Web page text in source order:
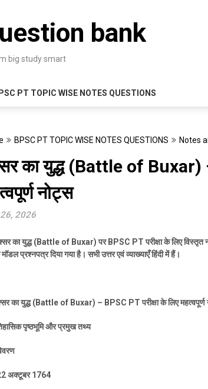
bank
big study smart
PT TOPIC WISE NOTES QUESTIONS
BPSC PT TOPIC WISE NOTES QUESTIONS Notes
का युद्ध (Battle of Buxar)
नोट्स
2026
का युद्ध (Battle of Buxar)पर BPSC PTपरीक्षा के लिए
प्रश्नपत्र दिया गया है। सभी उत्तर एवं व्याख्याएँ हिंदी में हैं।
का युद्ध (Battle of Buxar) – BPSC PTपरीक्षा के लिए
पृष्ठभूमि और प्रमुख तथ्य
अक्टूबर1764